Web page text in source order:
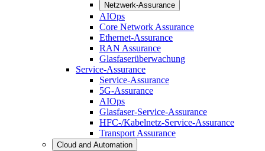
Netzwerk-Assurance
AIOps
Core Network Assurance
Ethernet-Assurance
RAN Assurance
Glasfaserüberwachung
Service-Assurance
Service-Assurance
5G-Assurance
AIOps
Glasfaser-Service-Assurance
HFC-/Kabelnetz-Service-Assurance
Transport Assurance
Cloud and Automation